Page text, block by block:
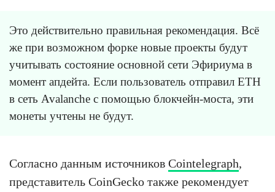
Это действительно правильная рекомендация. Всё
же при возможном форке новые проекты будут
учитывать состояние основной сети Эфириума в
момент апдейта. Если пользователь отправил ETH
в сеть Avalanche с помощью блокчейн-моста, эти
монеты учтены не будут.
Согласно данным источников Cointelegraph,
представитель CoinGecko также рекомендует